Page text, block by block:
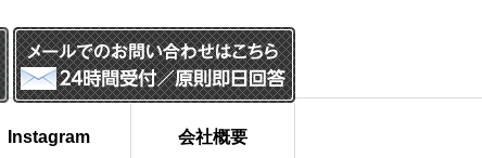
Instagram 会社概要